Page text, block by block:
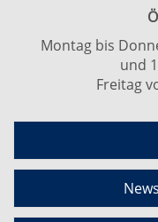
Montag bis
und
Freitag